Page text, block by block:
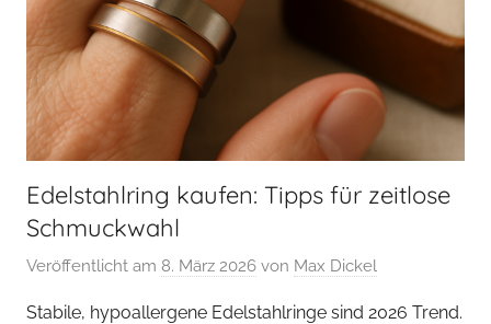
Edelstahlring kaufen: Tipps für zeitlose
Schmuckwahl
Veröffentlicht am 8. März 2026 von Max Dickel
Stabile, hypoallergene Edelstahlringe sind 2026 Trend.